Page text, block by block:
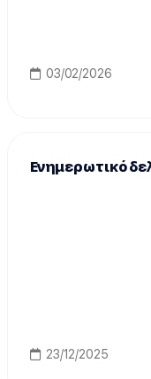
03/02/2026
Ενημερωτικό
23/12/2025